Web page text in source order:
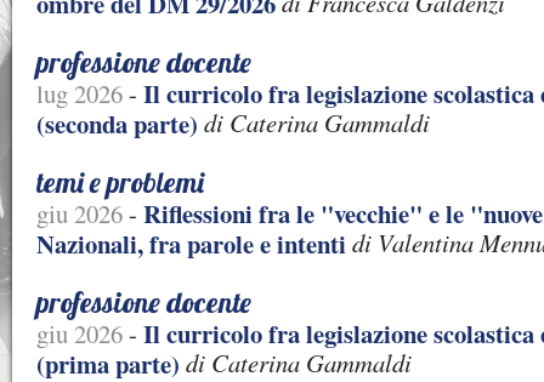
professione docente
lug 2026- Il curricolo fra legislazione scolastica
(seconda parte) di Caterina Gammaldi
temi e problemi
giu 2026- Riflessioni fra le "vecchie" e le
Nazionali, fra parole e intenti di Valentina
professione docente
giu 2026- Il curricolo fra legislazione scolastica
(prima parte) di Caterina Gammaldi